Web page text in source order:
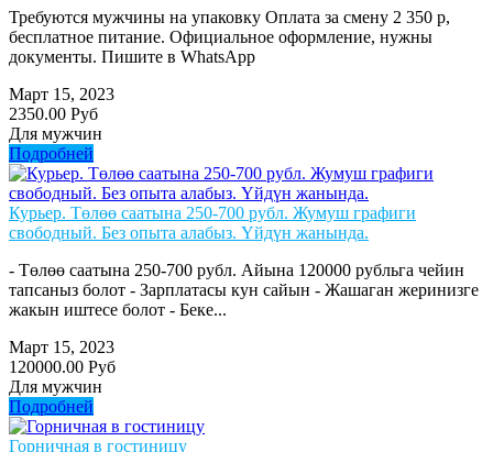
Требуются мужчины на упаковку Оплата за смену 2 350 р,
бесплатное питание. Официальное оформление, нужны
документы. Пишите в WhatsApp
Март 15, 2023
2350.00 Руб
Для мужчин
Подробней
Курьер. Төлөө саатына 250-700 рубл. Жумуш графиги
свободный. Без опыта алабыз. Үйдүн жанында.
- Төлөө саатына 250-700 рубл. Айына 120000 рубльга чейин
тапсаныз болот - Зарплатасы кун сайын - Жашаган жеринизге
жакын иштесе болот - Беке...
Март 15, 2023
120000.00 Руб
Для мужчин
Подробней
Горничная в гостиницу